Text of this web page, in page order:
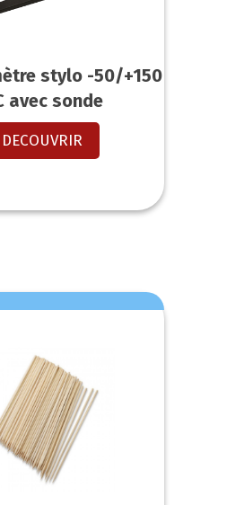
stylo -50/+150
avec sonde
DECOUVRIR